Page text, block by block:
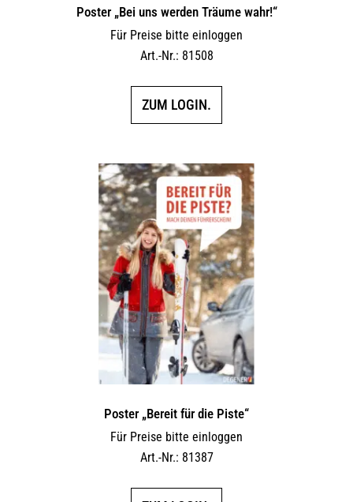
Poster „Bei uns werden Träume wahr!“
Für Preise bitte einloggen
Art.-Nr.: 81508
ZUM LOGIN.
Poster „Bereit für die Piste“
Für Preise bitte einloggen
Art.-Nr.: 81387